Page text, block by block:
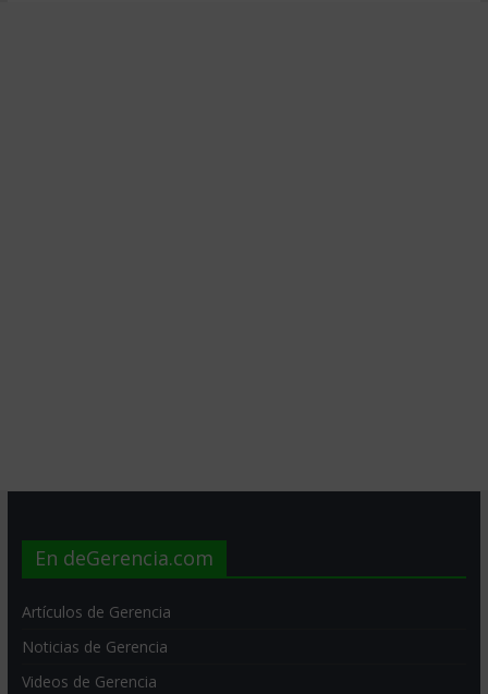
En deGerencia.com
Artículos de Gerencia
Noticias de Gerencia
Videos de Gerencia